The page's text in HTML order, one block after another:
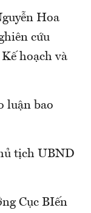
Hoa
cứu
hoạch và
luận bao
tịch UBND
Cục BIến